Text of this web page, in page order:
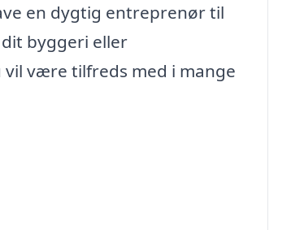
en dygtig entreprenør til
byggeri eller
være tilfreds med i mange